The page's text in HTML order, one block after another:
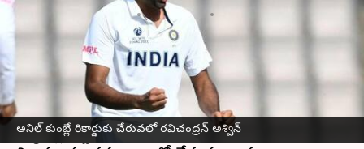
అనిల్ కుంబ్లే రికార్డుకు చేరువలో రవిచంద్రన్ అశ్విన్
Jayachandra Akuri Mar 01, 2023
ఈ వార్తాకథనం ఏంటి
బోర్డర్ గవాస్కర్ ట్రోఫీలో భాగంగా మూడో టెస్టులో
అశ్విన్
మరో అరుదైన రికార్డుపై కన్నేశాడు. ఆస్ట్రేలియా
బ్యాటర్ల నడ్డి విరిచిన అశ్విన్ ఇప్పటికే అనేక